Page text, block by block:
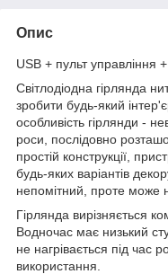
Опис
USB + пульт управління
Світлодіодна гірлянда
зробити будь-який
особливість гірлянди -
роси, послідовно
простій конструкції,
будь-яких варіантів
непомітний, проте може
Гірлянда вирізняється
Водночас має низький
не нагрівається під час
використання.